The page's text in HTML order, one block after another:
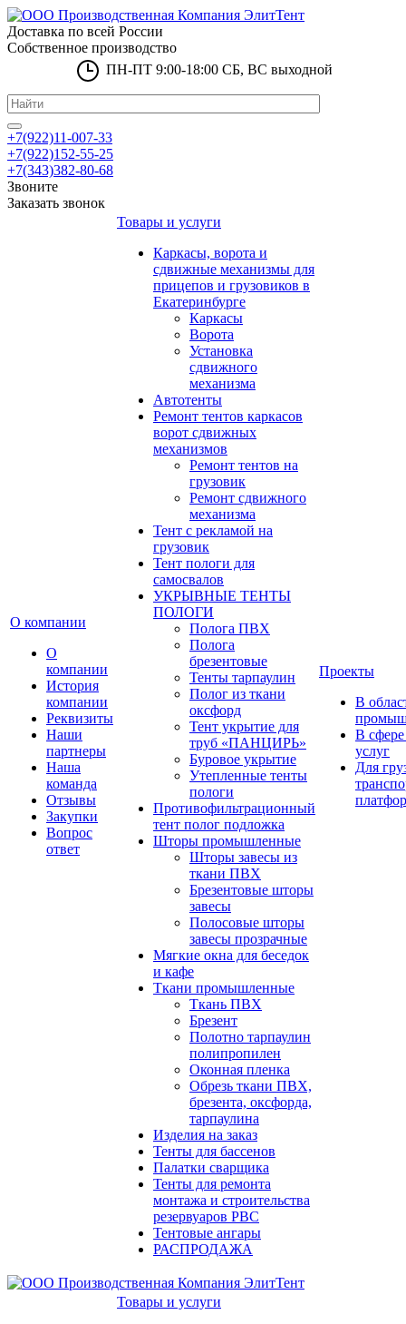
Доставка по всей России
Собственное производство
ПН-ПТ 9:00-18:00 СБ, ВС выходной
+7(922)11-007-33
+7(922)152-55-25
+7(343)382-80-68
Звоните
Заказать звонок
О компании
О
компании
История
компании
Реквизиты
Наши
партнеры
Наша
команда
Отзывы
Закупки
Вопрос
ответ
Товары и услуги
Каркасы, ворота и
сдвижные механизмы для
прицепов и грузовиков в
Екатеринбурге
Каркасы
Ворота
Установка
сдвижного
механизма
Автотенты
Ремонт тентов каркасов
ворот сдвижных
механизмов
Ремонт тентов на
грузовик
Ремонт сдвижного
механизма
Тент с рекламой на
грузовик
Тент пологи для
самосвалов
УКРЫВНЫЕ ТЕНТЫ
ПОЛОГИ
Полога ПВХ
Полога
брезентовые
Тенты тарпаулин
Полог из ткани
оксфорд
Тент укрытие для
труб «ПАНЦИРЬ»
Буровое укрытие
Утепленные тенты
пологи
Противофильтрационный
тент полог подложка
Шторы промышленные
Шторы завесы из
ткани ПВХ
Брезентовые шторы
завесы
Полосовые шторы
завесы прозрачные
Мягкие окна для беседок
и кафе
Ткани промышленные
Ткань ПВХ
Брезент
Полотно тарпаулин
полипропилен
Оконная пленка
Обрезь ткани ПВХ,
брезента, оксфорда,
тарпаулина
Изделия на заказ
Тенты для бассенов
Палатки сварщика
Тенты для ремонта
монтажа и строительства
резервуаров РВС
Тентовые ангары
РАСПРОДАЖА
Проекты
В
В сфере
услуг
Для
Товары и услуги